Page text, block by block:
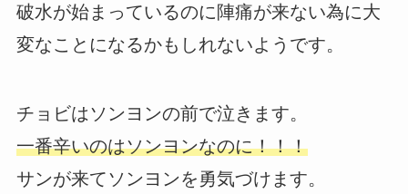
破水が始まっているのに陣痛が来ない為に大
変なことになるかもしれないようです。
チョビはソンヨンの前で泣きます。
一番辛いのはソンヨンなのに！！！
サンが来てソンヨンを勇気づけます。